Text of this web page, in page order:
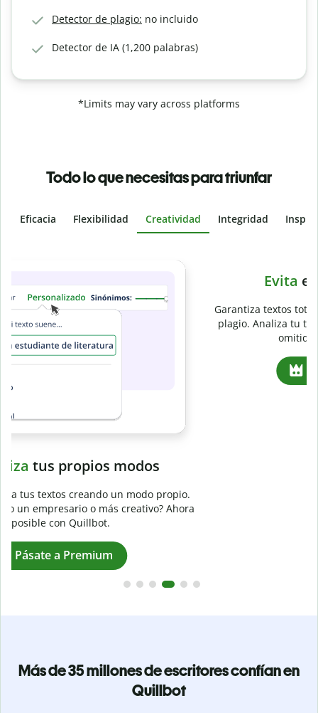
Detector de plagio: no incluido
Detector de IA (1,200 palabras)
*Limits may vary across platforms
Todo lo que necesitas para triunfar
Eficacia Flexibilidad Creatividad Integridad
Evitael plagio accidental
Garantiza textos totalmente originales con el detector de
plagio. Analiza tu trabajo en segundos e identifica citas
omitidas en cualquier idioma.
Pásate a Premium
Más de 35 millones de escritores confían en
Quillbot